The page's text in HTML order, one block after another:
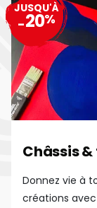
Châssis
Donnez vie à
créations
JUSQU'À
-20%